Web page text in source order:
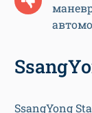
SsangYong